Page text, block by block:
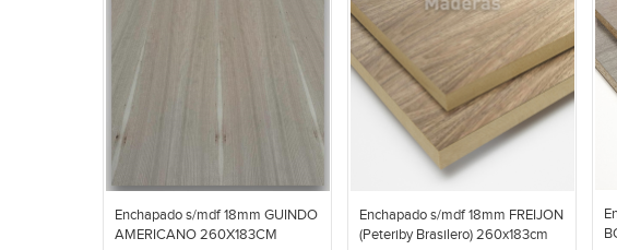
Enchapado s/mdf 18mm GUINDO
AMERICANO 260X183CM
Enchapado s/mdf 18mm FREIJON
(Peteriby Brasilero) 260x183cm